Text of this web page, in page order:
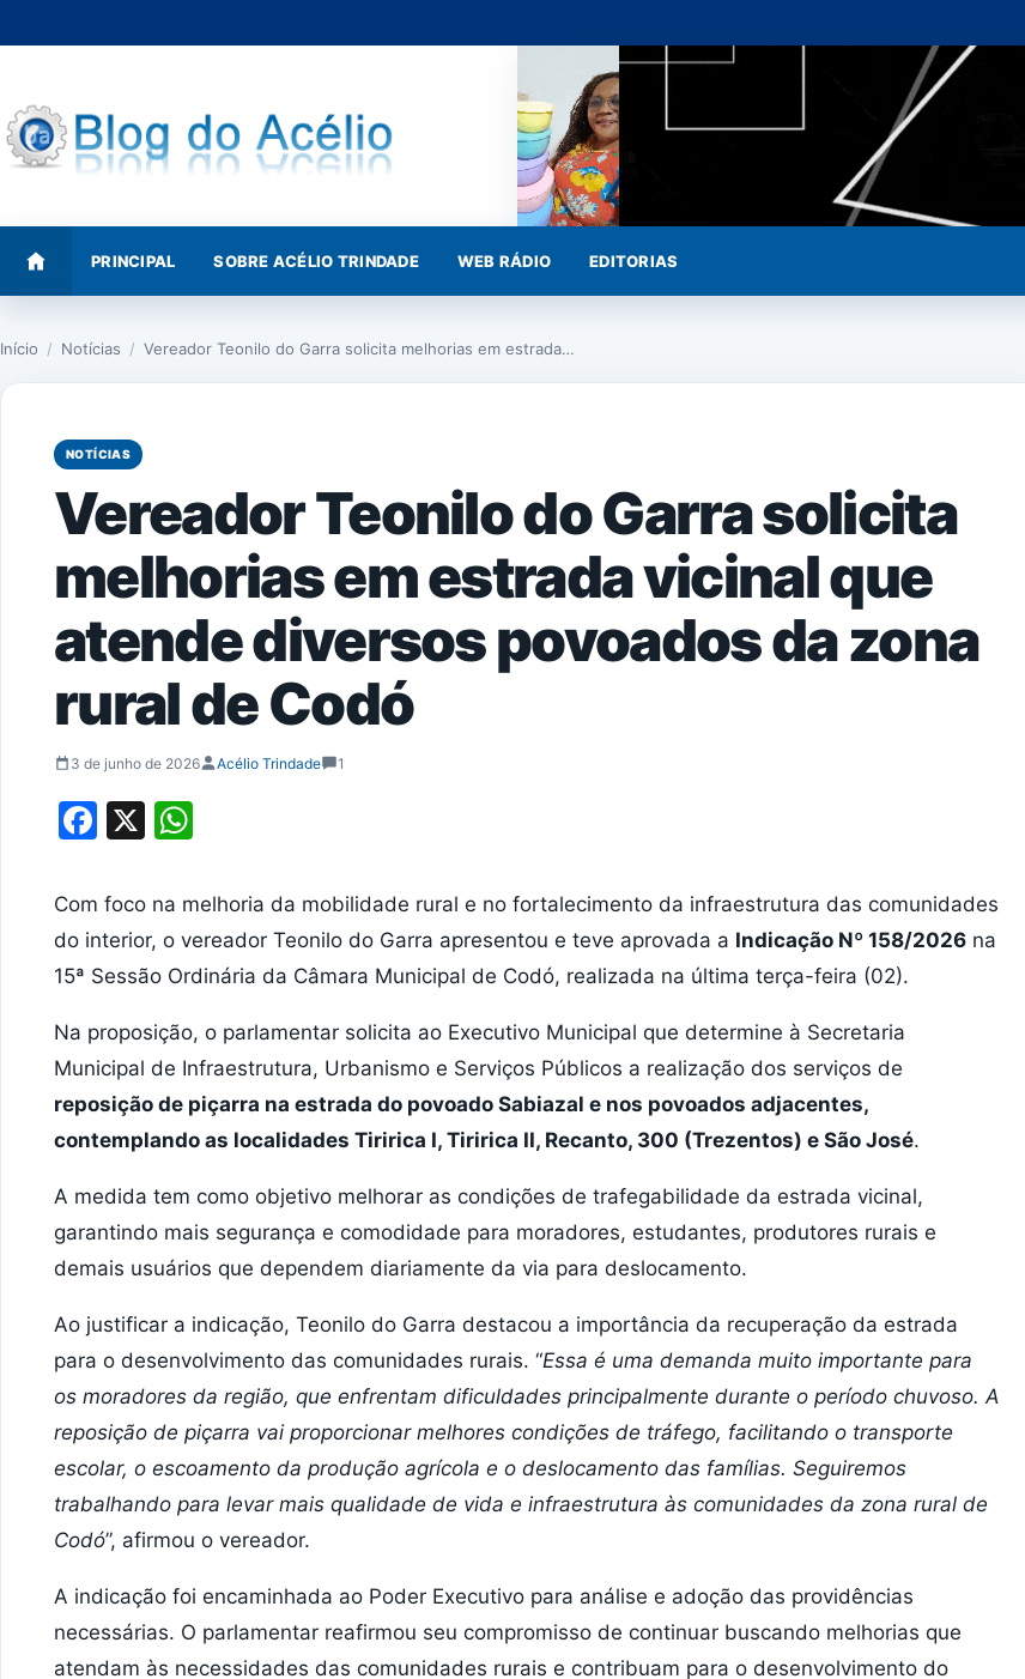
para
conteúdo
PRINCIPAL SOBRE ACÉLIO TRINDADE WEB RÁDIO EDITORIAS
Início / Notícias / Vereador Teonilo do Garra solicita melhorias em estrada…
NOTÍCIAS
Vereador Teonilo do Garra solicita
melhorias em estrada vicinal que
atende diversos povoados da zona
rural de Codó
3 de junho de 2026 Acélio Trindade 1
Facebook
X
Com foco na melhoria da mobilidade rural e no fortalecimento da infraestrutura das comunidades
do interior, o vereador Teonilo do Garra apresentou e teve aprovada a Indicação Nº 158/2026 na
15ª Sessão Ordinária da Câmara Municipal de Codó, realizada na última terça-feira (02).
Na proposição, o parlamentar solicita ao Executivo Municipal que determine à Secretaria
Municipal de Infraestrutura, Urbanismo e Serviços Públicos a realização dos serviços de
reposição de piçarra na estrada do povoado Sabiazal e nos povoados adjacentes,
contemplando as localidades Tiririca I, Tiririca II, Recanto, 300 (Trezentos) e São José.
A medida tem como objetivo melhorar as condições de trafegabilidade da estrada vicinal,
garantindo mais segurança e comodidade para moradores, estudantes, produtores rurais e
demais usuários que dependem diariamente da via para deslocamento.
Ao justificar a indicação, Teonilo do Garra destacou a importância da recuperação da estrada
para o desenvolvimento das comunidades rurais. “Essa é uma demanda muito importante para
os moradores da região, que enfrentam dificuldades principalmente durante o período chuvoso. A
reposição de piçarra vai proporcionar melhores condições de tráfego, facilitando o transporte
escolar, o escoamento da produção agrícola e o deslocamento das famílias. Seguiremos
trabalhando para levar mais qualidade de vida e infraestrutura às comunidades da zona rural de
Codó”, afirmou o vereador.
A indicação foi encaminhada ao Poder Executivo para análise e adoção das providências
necessárias. O parlamentar reafirmou seu compromisso de continuar buscando melhorias que
atendam às necessidades das comunidades rurais e contribuam para o desenvolvimento do